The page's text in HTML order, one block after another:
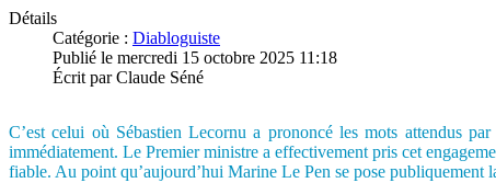
Détails
Catégorie : Diabloguiste
Publié le mercredi 15 octobre 2025 11:18
Écrit par Claude Séné
C’est celui où Sébastien Lecornu a prononcé les mots attendus
immédiatement. Le Premier ministre a effectivement pris cet
fiable. Au point qu’aujourd’hui Marine Le Pen se pose publiquement